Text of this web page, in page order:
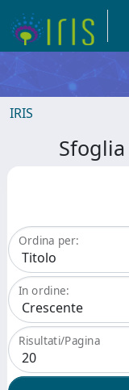
IRIS
Ordina per:
In ordine:
Risultati/Pagina